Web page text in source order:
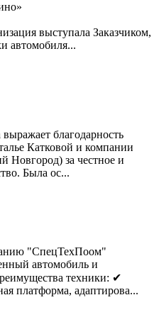
выступала Заказчиком,
автомобиля...
благодарность
Катковой и компании
за честное и
Была ос...
"СпецТехПоом"
автомобиль и
техники: ✔
платформа, адаптирова...